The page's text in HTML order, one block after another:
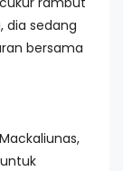
dia sedang
bersama